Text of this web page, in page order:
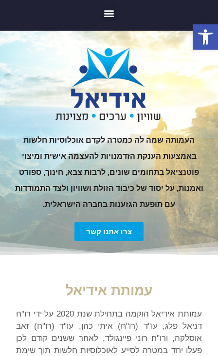
פתח סרגל נגישות
העמותה שמה לה כמטרה לקדם אוכלוסיות חלשות
באמצעות הענקת הזדמנויות להעצמה אישית ומיצוי
פוטנציאל בתחומים שונים, לרבות צבא, חינוך, ספורט
ואמנות, על יסוד של כיבוד הזולת ושוויון ולצד התמודדות
עם תופעת הגזענות בחברה הישראלית.
צרו אתנו קשר
עמותת אידיאל
עמותת אידיאל הוקמה בתחילת שנת 2020 על ידי רו"ח
דניאל פלג, עו"ד (רו"ח) איתי כהן, עו"ד (רו"ח) זאב
אוסלקה, ורו"ח רוני פיינגולד, לאחר ששנים קודם לכן
פעלו יחד במטרה לסייע לאוכלוסיות חלשות תוך שימת